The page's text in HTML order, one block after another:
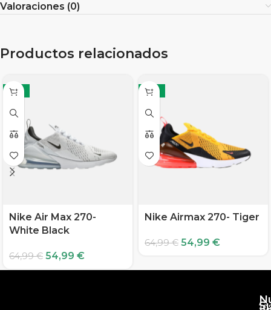
Valoraciones (0)
Productos relacionados
-15%
Nike Air Max 270-
White Black
64,99€ 54,99 €
-15%
Nike Airmax 270- Tiger
64,99€ 54,99 €